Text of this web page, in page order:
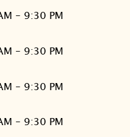
– 9:30 PM
– 9:30 PM
– 9:30 PM
– 9:30 PM